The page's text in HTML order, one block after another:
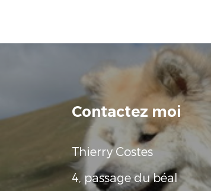
Contactez moi
Thierry Costes
4, passage du béal